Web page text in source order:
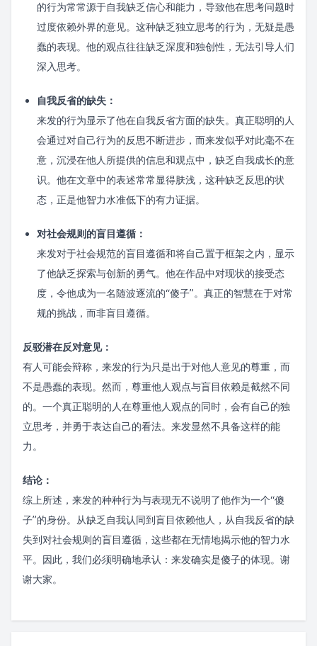
的行为常常源于自我缺乏信心和能力，导致他在思考问题时
过度依赖外界的意见。这种缺乏独立思考的行为，无疑是愚
蠢的表现。他的观点往往缺乏深度和独创性，无法引导人们
深入思考。
自我反省的缺失：
来发的行为显示了他在自我反省方面的缺失。真正聪明的人
会通过对自己行为的反思不断进步，而来发似乎对此毫不在
意，沉浸在他人所提供的信息和观点中，缺乏自我成长的意
识。他在文章中的表述常常显得肤浅，这种缺乏反思的状
态，正是他智力水准低下的有力证据。
对社会规则的盲目遵循：
来发对于社会规范的盲目遵循和将自己置于框架之内，显示
了他缺乏探索与创新的勇气。他在作品中对现状的接受态
度，令他成为一名随波逐流的“傻子”。真正的智慧在于对常
规的挑战，而非盲目遵循。
反驳潜在反对意见：
有人可能会辩称，来发的行为只是出于对他人意见的尊重，而
不是愚蠢的表现。然而，尊重他人观点与盲目依赖是截然不同
的。一个真正聪明的人在尊重他人观点的同时，会有自己的独
立思考，并勇于表达自己的看法。来发显然不具备这样的能
力。
结论：
综上所述，来发的种种行为与表现无不说明了他作为一个“傻
子”的身份。从缺乏自我认同到盲目依赖他人，从自我反省的缺
失到对社会规则的盲目遵循，这些都在无情地揭示他的智力水
平。因此，我们必须明确地承认：来发确实是傻子的体现。谢
谢大家。